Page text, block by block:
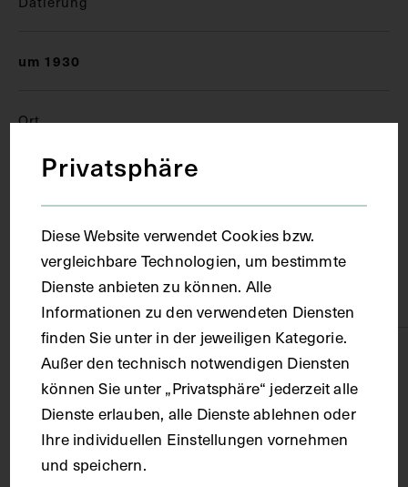
um 1930
Ort
Paris
Material
Karton
Technik
Druck
Maße
Privatsphäre
Diese Website verwendet Cookies bzw.
vergleichbare Technologien, um bestimmte
Dienste anbieten zu können. Alle
Informationen zu den verwendeten Diensten
finden Sie unter in der jeweiligen Kategorie.
Außer den technisch notwendigen Diensten
können Sie unter „Privatsphäre“ jederzeit alle
Dienste erlauben, alle Dienste ablehnen oder
Ihre individuellen Einstellungen vornehmen
und speichern.